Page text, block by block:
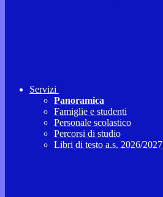
Servizi
Panoramica
Famiglie e studenti
Personale scolastico
Percorsi di studio
Libri di testo a.s. 2026/2027